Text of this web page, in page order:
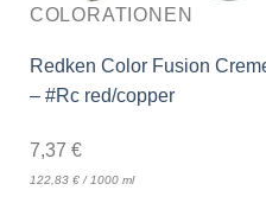
COLORATIONEN
Redken Color Fusion
– #Rc red/copper
7,37 €
122,83 €/ 1000 ml